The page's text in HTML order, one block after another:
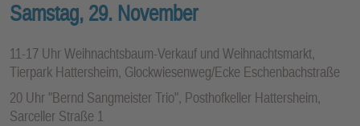
Samstag, 29. November
11-17 Uhr Weihnachtsbaum-Verkauf und Weihnachtsmarkt,
Tierpark Hattersheim, Glockwiesenweg/Ecke Eschenbachstraße
20 Uhr "Bernd Sangmeister Trio", Posthofkeller Hattersheim,
Sarceller Straße 1